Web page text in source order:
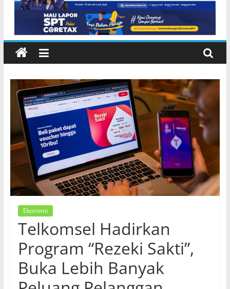
Lembeng Gianyar
Ekonomi
Telkomsel Hadirkan
Program “Rezeki Sakti”,
Buka Lebih Banyak